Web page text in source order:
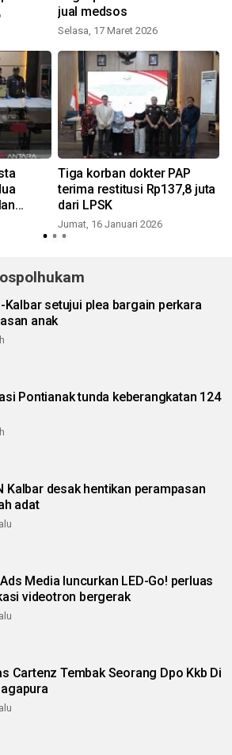
jual medsos
Selasa, 17 Maret 2026
Tiga korban dokter PAP
terima restitusi Rp137,8 juta
dari LPSK
Jumat, 16 Januari 2026
Kalbar setujui plea bargain perkara
anak
Pontianak tunda keberangkatan 124
Kalbar desak hentikan perampasan
adat
Media luncurkan LED-Go! perluas
videotron bergerak
Cartenz Tembak Seorang Dpo Kkb Di